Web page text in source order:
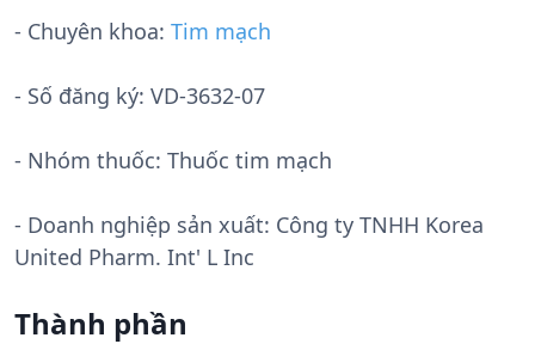
- Chuyên khoa: Tim mạch
- Số đăng ký: VD-3632-07
- Nhóm thuốc: Thuốc tim mạch
- Doanh nghiệp sản xuất: Công ty TNHH Korea
United Pharm. Int' L Inc
Thành phần